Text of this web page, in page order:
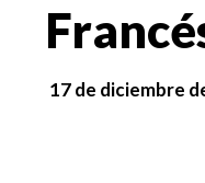
17 de diciembre